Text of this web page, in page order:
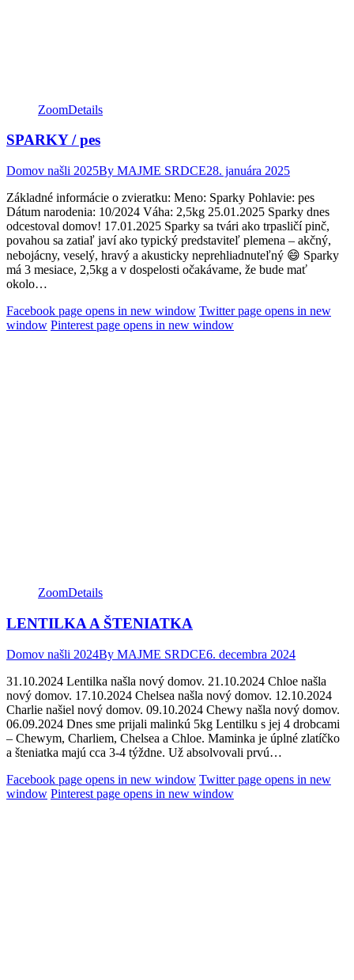
ZoomDetails
SPARKY / pes
Domov našli 2025By MAJME SRDCE28. januára 2025
Základné informácie o zvieratku: Meno: Sparky Pohlavie: pes
Dátum narodenia: 10/2024 Váha: 2,5kg 25.01.2025 Sparky dnes
odcestoval domov! 17.01.2025 Sparky sa tvári ako trpasličí pinč,
povahou sa zatiaľ javí ako typický predstaviteľ plemena – akčný,
nebojácny, veselý, hravý a akusticky neprehliadnuteľný 😄 Sparky
má 3 mesiace, 2,5kg a v dospelosti očakávame, že bude mať
okolo…
Facebook page opens in new window Twitter page opens in new
window Pinterest page opens in new window
ZoomDetails
LENTILKA A ŠTENIATKA
Domov našli 2024By MAJME SRDCE6. decembra 2024
31.10.2024 Lentilka našla nový domov. 21.10.2024 Chloe našla
nový domov. 17.10.2024 Chelsea našla nový domov. 12.10.2024
Charlie našiel nový domov. 09.10.2024 Chewy našla nový domov.
06.09.2024 Dnes sme prijali malinkú 5kg Lentilku s jej 4 drobcami
– Chewym, Charliem, Chelsea a Chloe. Maminka je úplné zlatíčko
a šteniatka majú cca 3-4 týždne. Už absolvovali prvú…
Facebook page opens in new window Twitter page opens in new
window Pinterest page opens in new window